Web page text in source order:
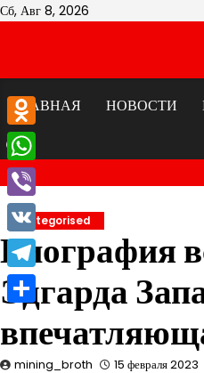
Перейти
Сб, Авг 8, 2026
ГЛАВНАЯ
НОВОСТИ
Uncategorised
Биография
Эдгарда
mining_broth 15 февраля 2023
Odnoklassniki
WhatsApp
Viber
VK
Telegram
Отправить